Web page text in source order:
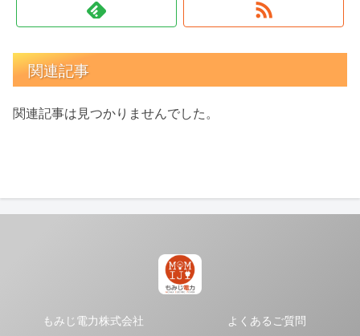
関連記事
関連記事は見つかりませんでした。
もみじ電力株式会社
よくあるご質問